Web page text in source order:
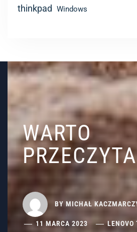
thinkpad Windows
WARTO
BY MICHAŁ
11 MARCA 2023 LENOVO